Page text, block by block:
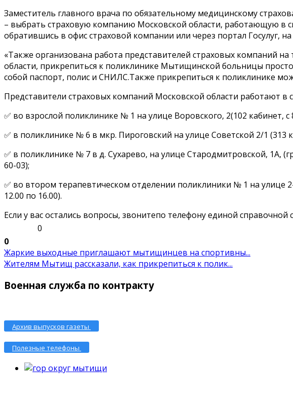
Заместитель главного врача по обязательному медицинскому
– выбрать страховую компанию Московской области, работающую в
обратившись в офис страховой компании или через портал Госулуг,
«Также организована работа представителей страховых компаний
области, прикрепиться к поликлинике Мытищинской больницы
собой паспорт, полис и СНИЛС.Также прикрепиться к поликлинике
Представители страховых компаний Московской области работают
✅ во взрослой поликлинике № 1 на улице Воровского, 2(102 кабинет, с
✅ в поликлинике № 6 в мкр. Пироговский на улице Советской 2/1 (313
✅ в поликлинике № 7 в д. Сухарево, на улице Стародмитровской, 1А,
60-03);
✅ во втором терапевтическом отделении поликлиники № 1 на улице
12.00 по 16.00).
Если у вас остались вопросы, звонитепо телефону единой справочной
0
0
Жаркие выходные приглашают мытищинцев на спортивны...
Жителям Мытищ рассказали, как прикрепиться к полик...
Военная служба по контракту
Архив выпусков газеты
Полезные телефоны